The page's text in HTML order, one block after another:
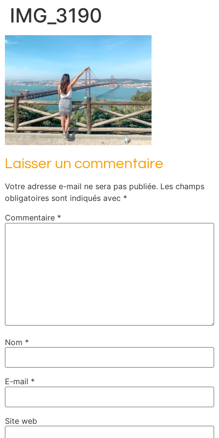
IMG_3190
Laisser un commentaire
Votre adresse e-mail ne sera pas publiée. Les champs
obligatoires sont indiqués avec *
Commentaire *
Nom *
E-mail *
Site web